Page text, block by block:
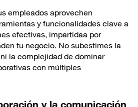
empleados aprovechen
y funcionalidades clave a
efectivas, impartidaa por
tu negocio. No subestimes la
la complejidad de dominar
con múltiples
y la comunicación